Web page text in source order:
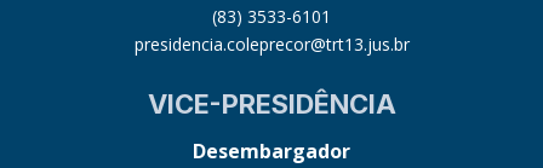
(83) 3533-6101
presidencia.coleprecor@trt13.jus.br
VICE-PRESIDÊNCIA
Desembargador